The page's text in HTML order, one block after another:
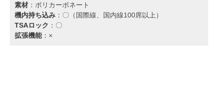
素材 ：ポリカーボネート
機内持ち込み ：〇（国際線、国内線100席以上）
TSAロック ：〇
拡張機能：×